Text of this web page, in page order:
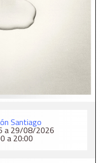
Santiago
29/08/2026
a 20:00